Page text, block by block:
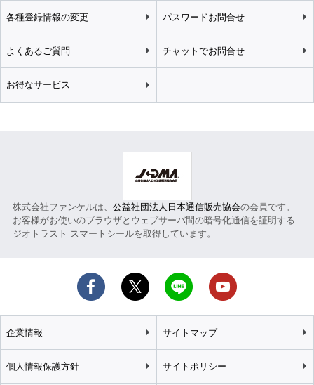
各種登録情報の変更 パスワードお問合せ
よくあるご質問 チャットでお問合せ
お得なサービス
株式会社ファンケルは、 公益社団法人日本通信販売協会の会員です。
お客様がお使いのブラウザとウェブサーバ間の暗号化通信を証明する
ジオトラスト スマートシールを取得しています。
企業情報 サイトマップ
個人情報保護方針 サイトポリシー